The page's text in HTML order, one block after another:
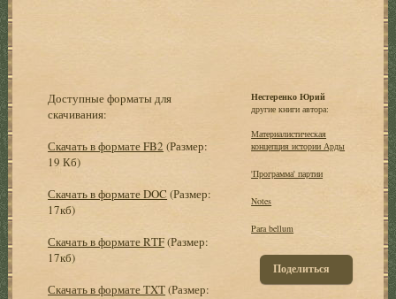
Доступные форматы для
скачивания:
Скачать в формате FB2 (Размер:
19 Кб)
Скачать в формате DOC (Размер:
17кб)
Скачать в формате RTF(Размер:
17кб)
Скачать в формате TXT(Размер:
Нестеренко Юрий
другие книги автора:
Материалистическая
концепция истории Арды
'Программа' партии
Notes
Para bellum
Поделиться